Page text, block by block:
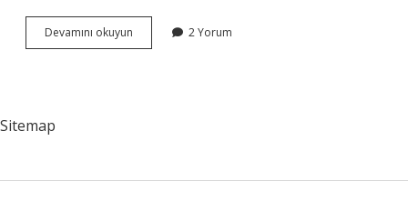
Devamını okuyun
In
2 Yorum
Sitemap